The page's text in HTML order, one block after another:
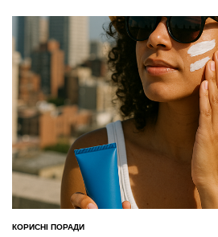
ОПУБЛІКУВАТИ
КОРИСНІ ПОРАДИ